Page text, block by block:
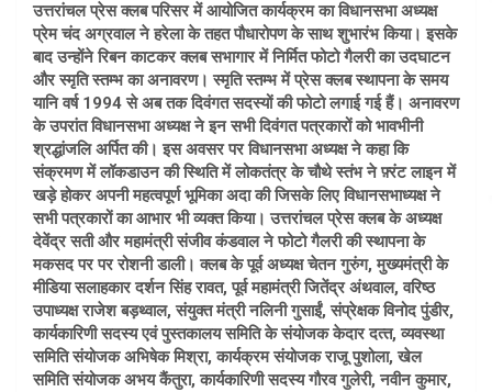
उत्तरांचल प्रेस क्लब परिसर में आयोजित कार्यक्रम का विधानसभा अध्‍यक्ष
प्रेम चंद अग्रवाल ने हरेला के तहत पौधारोपण के साथ शुभारंभ किया। इसके
बाद उन्होंने रिबन काटकर क्लब सभागार में निर्मित फोटो गैलरी का उदघाटन
और स्मृति स्तम्भ का अनावरण। स्मृति स्तम्भ में प्रेस क्लब स्थापना के समय
यानि वर्ष 1994 से अब तक दिवंगत सदस्यों की फोटो लगाई गई हैं। अनावरण
के उपरांत विधानसभा अध्यक्ष ने इन सभी दिवंगत पत्रकारों को भावभीनी
श्रद्धांजलि अर्पित की। इस अवसर पर विधानसभा अध्यक्ष ने कहा कि
संक्रमण में लॉकडाउन की स्थिति में लोकतंत्र के चौथे स्तंभ ने फ़्रंट लाइन में
खड़े होकर अपनी महत्वपूर्ण भूमिका अदा की जिसके लिए विधानसभाध्यक्ष ने
सभी पत्रकारों का आभार भी व्यक्त किया। उत्तरांचल प्रेस क्लब के अध्यक्ष
देवेंद्र सती और महामंत्री संजीव कंडवाल ने फोटो गैलरी की स्‍थापना के
मकसद पर पर रोशनी डाली। क्‍लब के पूर्व अध्यक्ष चेतन गुरुंग, मुख्‍यमंत्री के
मीडिया सलाहकार दर्शन सिंह रावत, पूर्व महामंत्री जितेंद्र अंथवाल, वरिष्ठ
उपाध्यक्ष राजेश बड़थ्वाल, संयुक्त मंत्री नलिनी गुसाईं, संप्रेक्षक विनोद पुंडीर,
कार्यकारिणी सदस्‍य एवं पुस्‍तकालय समिति के संयोजक केदार दत्‍त, व्‍यवस्‍था
समिति संयोजक अभिषेक मिश्रा, कार्यक्रम संयोजक राजू पुशोला, खेल
समिति संयोजक अभय कैंतुरा, कार्यकारिणी सदस्‍य गौरव गुलेरी, नवीन कुमार,